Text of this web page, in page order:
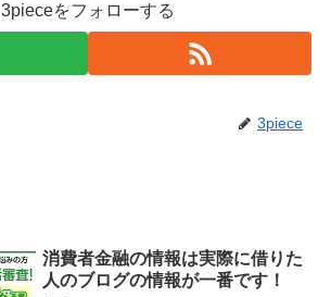
3pieceをフォローする
3piece
消費者金融の情報は実際に借りた
人のブログの情報が一番です！